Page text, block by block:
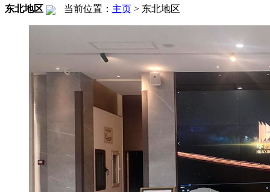
东北地区 当前位置： 主页 > 东北地区